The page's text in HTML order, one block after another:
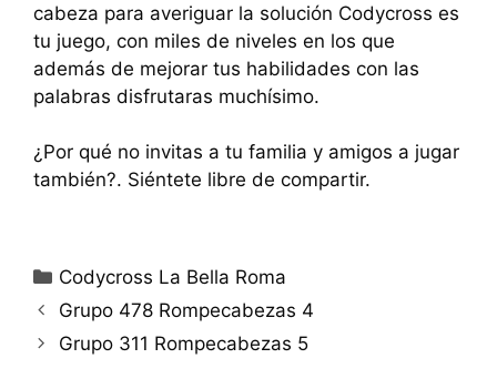
cabeza para averiguar la solución Codycross es
tu juego, con miles de niveles en los que
además de mejorar tus habilidades con las
palabras disfrutaras muchísimo.
¿Por qué no invitas a tu familia y amigos a jugar
también?. Siéntete libre de compartir.
Categorías
Codycross La Bella Roma
Grupo 478 Rompecabezas 4
Grupo 311 Rompecabezas 5